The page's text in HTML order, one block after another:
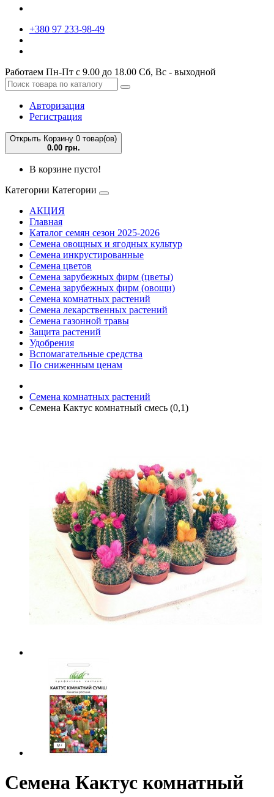
+380 97 233-98-49
Работаем Пн-Пт с 9.00 до 18.00 Сб, Вс - выходной
Авторизация
Регистрация
Открыть Корзину 0 товар(ов)
0.00 грн.
В корзине пусто!
Категории Категории
АКЦИЯ
Главная
Каталог семян сезон 2025-2026
Семена овощных и ягодных культур
Семена инкрустированные
Семена цветов
Семена зарубежных фирм (цветы)
Семена зарубежных фирм (овощи)
Семена комнатных растений
Семена лекарственных растений
Семена газонной травы
Защита растений
Удобрения
Вспомагательные средства
По сниженным ценам
Семена комнатных растений
Семена Кактус комнатный смесь (0,1)
Семена Кактус комнатный